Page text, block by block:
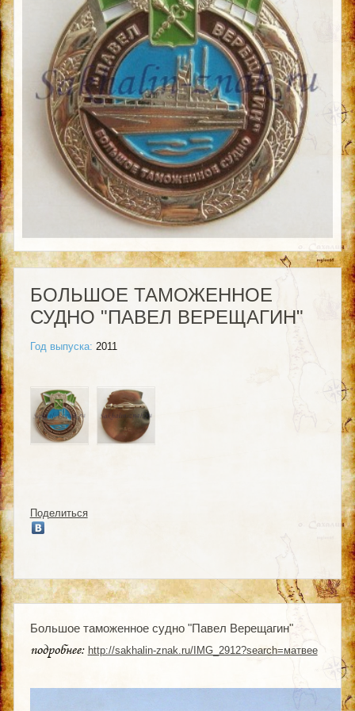
БОЛЬШОЕ ТАМОЖЕННОЕ
СУДНО "ПАВЕЛ ВЕРЕЩАГИН"
Год выпуска: 2011
Поделиться
Большое таможенное судно "Павел Верещагин"
подробнее: http://sakhalin-znak.ru/IMG_2912?search=матвее